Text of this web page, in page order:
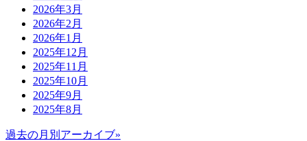
2026年3月
2026年2月
2026年1月
2025年12月
2025年11月
2025年10月
2025年9月
2025年8月
過去の月別アーカイブ»